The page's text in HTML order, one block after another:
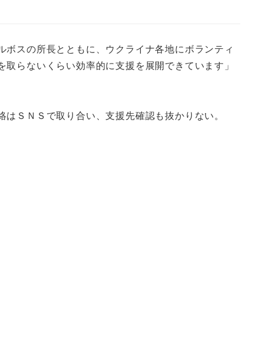
スの所長とともに、ウクライナ各地にボランティ
らないくらい効率的に支援を展開できています」
ＳＮＳで取り合い、支援先確認も抜かりない。